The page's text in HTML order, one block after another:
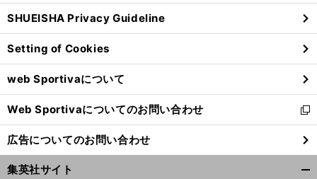
ウ
ィ
ン
ド
ウ
で
開
く
SHUEISHA Privacy Guideline
Setting of Cookies
web Sportivaについて
Web Sportivaについてのお問い合わせ
新
し
い
ウ
ィ
広告についてのお問い合わせ
集英社サイト